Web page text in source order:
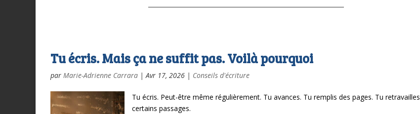
Tu écris. Mais ça ne suffit pas. Voilà pourquoi
par Marie-Adrienne Carrara |Avr 17, 2026 | Conseils d'écriture
Tu écris. Peut-être même régulièrement. Tu avances. Tu remplis des pages. Tu retravailles
certains passages.